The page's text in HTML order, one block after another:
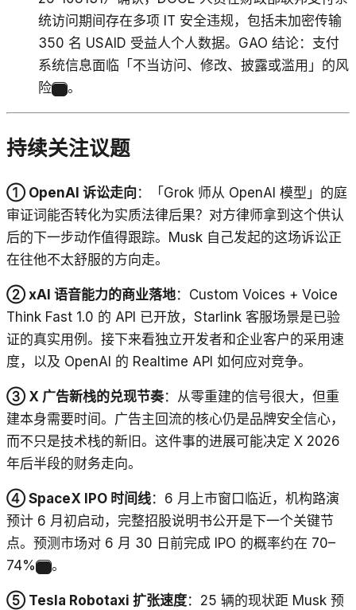
统访问期间存在多项 IT 安全违规，包括未加密传输
350 名 USAID 受益人个人数据。GAO 结论：支付
系统信息面临「不当访问、修改、披露或滥用」的风
险
。
持续关注议题
① OpenAI 诉讼走向 ：「Grok 师从 OpenAI 模型」的庭
审证词能否转化为实质法律后果？对方律师拿到这个供认
后的下一步动作值得跟踪。Musk 自己发起的这场诉讼正
在往他不太舒服的方向走。
② xAI 语音能力的商业落地：Custom Voices + Voice
Think Fast 1.0 的 API 已开放，Starlink 客服场景是已验
证的真实用例。接下来看独立开发者和企业客户的采用速
度，以及 OpenAI 的 Realtime API 如何应对竞争。
③ X 广告新栈的兑现节奏：从零重建的信号很大，但重
建本身需要时间。广告主回流的核心仍是品牌安全信心，
而不只是技术栈的新旧。这件事的进展可能决定 X 2026
年后半段的财务走向。
④ SpaceX IPO 时间线：6 月上市窗口临近，机构路演
预计 6 月初启动，完整招股说明书公开是下一个关键节
点。预测市场对 6 月 30 日前完成 IPO 的概率约在 70–
74%
。
⑤ Tesla Robotaxi 扩张速度：25 辆的现状距 Musk 预